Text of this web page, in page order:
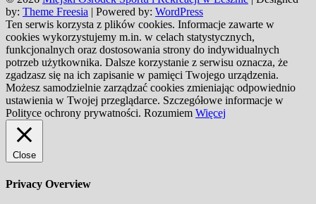
by: Theme Freesia | Powered by: WordPress
Ten serwis korzysta z plików cookies. Informacje zawarte w
cookies wykorzystujemy m.in. w celach statystycznych,
funkcjonalnych oraz dostosowania strony do indywidualnych
potrzeb użytkownika. Dalsze korzystanie z serwisu oznacza, że
zgadzasz się na ich zapisanie w pamięci Twojego urządzenia.
Możesz samodzielnie zarządzać cookies zmieniając odpowiednio
ustawienia w Twojej przeglądarce. Szczegółowe informacje w
Polityce ochrony prywatności. Rozumiem Więcej
Close
Privacy Overview